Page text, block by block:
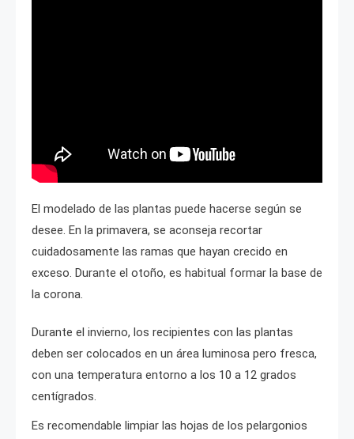
El modelado de las plantas puede hacerse según se
desee. En la primavera, se aconseja recortar
cuidadosamente las ramas que hayan crecido en
exceso. Durante el otoño, es habitual formar la base de
la corona.
Durante el invierno, los recipientes con las plantas
deben ser colocados en un área luminosa pero fresca,
con una temperatura entorno a los 10 a 12 grados
centígrados.
Es recomendable limpiar las hojas de los pelargonios